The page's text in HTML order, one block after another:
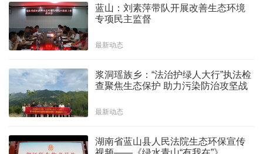
蓝山：刘素萍带队开展改善生态环境
专项民主监督
最新动态
浆洞瑶族乡：“法治护绿人大行”执法检
查聚焦生态保护 助力污染防治攻坚战
最新动态
湖南省蓝山县人民法院生态环保宣传